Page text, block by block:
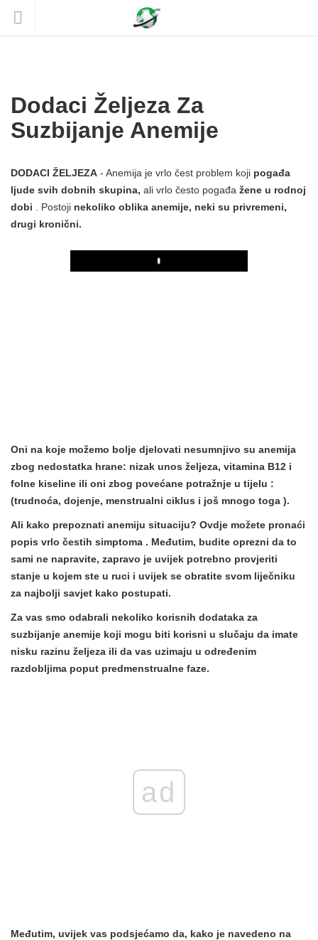
Dodaci Željeza Za
Suzbijanje Anemije
DODACI ŽELJEZA - Anemija je vrlo čest problem koji pogađa
ljude svih dobnih skupina, ali vrlo često pogađa žene u rodnoj
dobi . Postoji nekoliko oblika anemije, neki su privremeni,
drugi kronični.
Play
Oni na koje možemo bolje djelovati nesumnjivo su anemija
zbog nedostatka hrane: nizak unos željeza, vitamina B12 i
folne kiseline ili oni zbog povećane potražnje u tijelu :
(trudnoća, dojenje, menstrualni ciklus i još mnogo toga ).
Ali kako prepoznati anemiju situaciju? Ovdje možete pronaći
popis vrlo čestih simptoma . Međutim, budite oprezni da to
sami ne napravite, zapravo je uvijek potrebno provjeriti
stanje u kojem ste u ruci i uvijek se obratite svom liječniku
za najbolji savjet kako postupati.
Za vas smo odabrali nekoliko korisnih dodataka za
suzbijanje anemije koji mogu biti korisni u slučaju da imate
nisku razinu željeza ili da vas uzimaju u određenim
razdobljima poput predmenstrualne faze.
ad
Međutim, uvijek vas podsjećamo da, kako je navedeno na